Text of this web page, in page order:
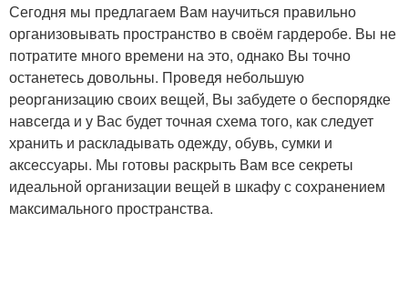
Сегодня мы предлагаем Вам научиться правильно
организовывать пространство в своём гардеробе. Вы не
потратите много времени на это, однако Вы точно
останетесь довольны. Проведя небольшую
реорганизацию своих вещей, Вы забудете о беспорядке
навсегда и у Вас будет точная схема того, как следует
хранить и раскладывать одежду, обувь, сумки и
аксессуары. Мы готовы раскрыть Вам все секреты
идеальной организации вещей в шкафу с сохранением
максимального пространства.